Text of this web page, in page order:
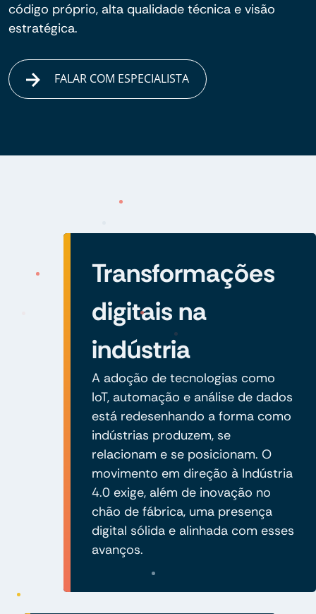
código próprio, alta qualidade técnica e visão
estratégica.
FALAR COM ESPECIALISTA
Transformações
digitais na
indústria
A adoção de tecnologias como
IoT, automação e análise de dados
está redesenhando a forma como
indústrias produzem, se
relacionam e se posicionam. O
movimento em direção à Indústria
4.0 exige, além de inovação no
chão de fábrica, uma presença
digital sólida e alinhada com esses
avanços.